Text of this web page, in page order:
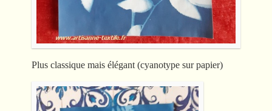
Plus classique mais élégant (cyanotype sur papier)